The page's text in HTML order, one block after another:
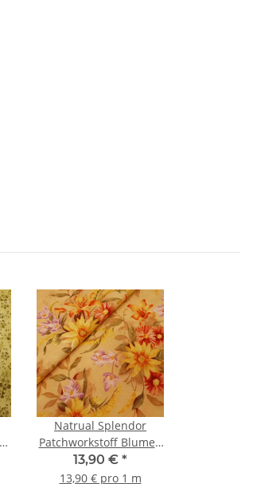
Natrual Splendor
Patchworkstoff Blumen
beige, gelb, orange,
flieder, oliv
13,90 € *
13,90 € pro 1 m